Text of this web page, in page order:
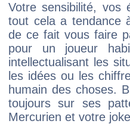
Votre sensibilité,
tout cela a tendance
de ce fait vous faire
pour un joueur
intellectualisant les
les idées ou les
humain des choses.
toujours sur ses
Mercurien et votre